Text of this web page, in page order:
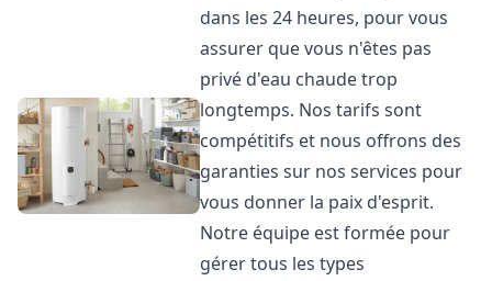
dans les 24 heures, pour vous
assurer que vous n'êtes pas
privé d'eau chaude trop
longtemps. Nos tarifs sont
compétitifs et nous offrons des
garanties sur nos services pour
vous donner la paix d'esprit.
Notre équipe est formée pour
gérer tous les types